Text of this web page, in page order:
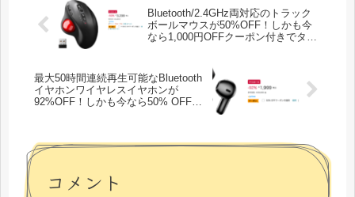
可能です。 【1年間メーカー保証】
GMKtec mini pcは注文日よりメーカ
ー保証が1年間ございます。期間内
具合に関しましては、修理もしくは交
換しますのでご安心ください。
n97みにpcは、他のn100やn95に比べ
て約45%パフォーマンスが向上、非常
にパワフルで、ホーム サーバー、学
校教育、Webブラウジング、ビジネ
要求の厳しいニーズを満たすのは十分
です。様々作業が快適に楽しめます。
Bluetooth/2.4GHz両対応のトラック
ボールマウスが50%OFF！しかも今
なら1,000円OFFクーポン付きでタイ
最大50時間連続再生可能なBluetooth
イヤホンワイヤレスイヤホンが
92%OFF！しかも今なら50% OFFク
コメント